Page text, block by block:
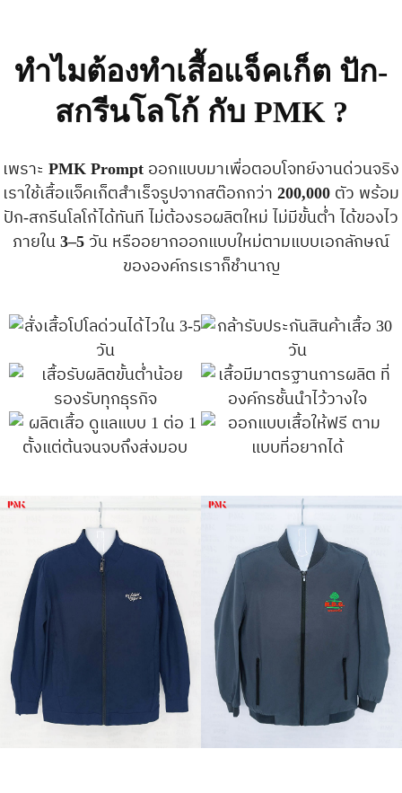
ทำไมต้องทำเสื้อแจ็คเก็ต ปัก-
สกรีนโลโก้ กับ PMK ?
เพราะ PMK Prompt ออกแบบมาเพื่อตอบโจทย์งานด่วนจริง
เราใช้เสื้อแจ็คเก็ตสำเร็จรูปจากสต๊อกกว่า 200,000 ตัว พร้อม
ปัก-สกรีนโลโก้ได้ทันที ไม่ต้องรอผลิตใหม่ ไม่มีขั้นต่ำ ได้ของไว
ภายใน 3–5 วัน หรืออยากออกแบบใหม่ตามแบบเอกลักษณ์
ขององค์กรเราก็ชำนาญ